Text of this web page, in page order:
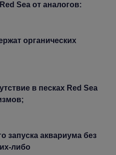
Sea от аналогов:
органических
в песках Red Sea
запуска аквариума без
либо